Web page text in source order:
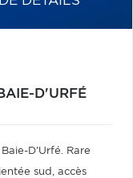
D'URFÉ
D'Urfé. Rare
sud, accès